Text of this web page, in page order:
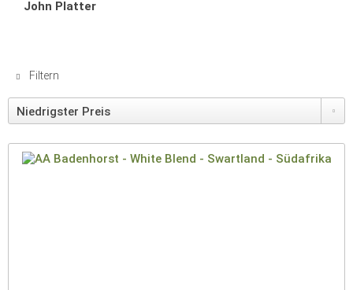
John Platter
Filtern